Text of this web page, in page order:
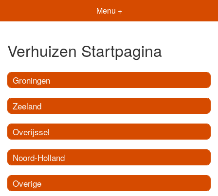
Menu +
Verhuizen Startpagina
Groningen
Zeeland
Overijssel
Noord-Holland
Overige